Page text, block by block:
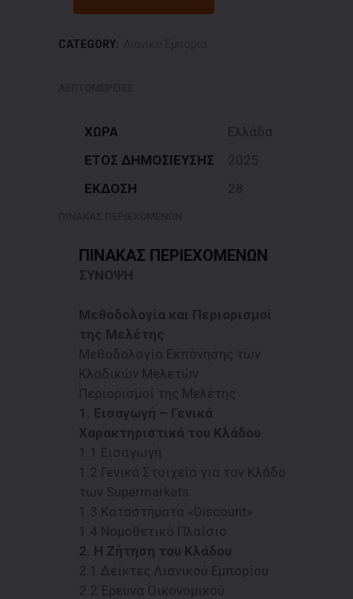
CATEGORY: Λιανικο Εμποριο
ΧΩΡΑ
Ελλάδα
ΕΤΟΣ ΔΗΜΟΣΙΕΥΣΗΣ
2025
ΕΚΔΟΣΗ
28
ΠΙΝΑΚΑΣ ΠΕΡΙΕΧΟΜΕΝΩΝ
ΣΥΝΟΨΗ
Μεθοδολογία και Περιορισμοί
της Μελέτης
Μεθοδολογία Εκπόνησης των
Κλαδικών Μελετών
Περιορισμοί της Μελέτης
1. Εισαγωγή – Γενικά
Χαρακτηριστικά του Κλάδου
1.1 Εισαγωγή
1.2 Γενικά Στοιχεία για τον Κλάδο
των Supermarkets
1.3 Καταστήματα «Discount»
1.4 Νομοθετικό Πλαίσιο
2. Η Ζήτηση του Κλάδου
2.1 Δείκτες Λιανικού Εμπορίου
2.2 Έρευνα Οικονομικού